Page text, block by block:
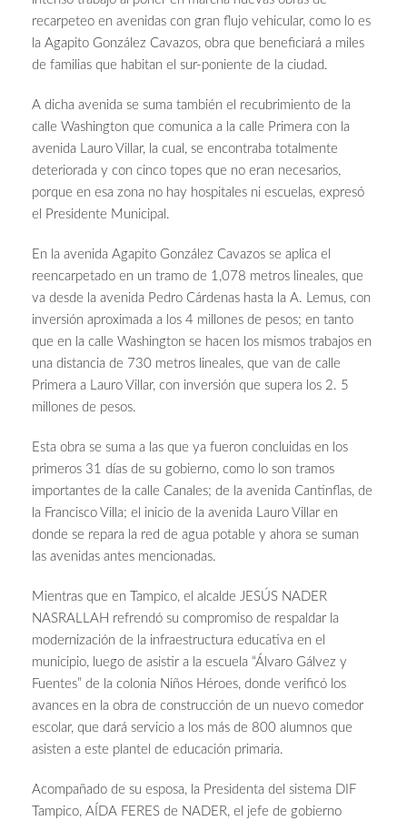
recarpeteo en avenidas con gran flujo vehicular, como lo es
la Agapito González Cavazos, obra que beneficiará a miles
de familias que habitan el sur-poniente de la ciudad.
A dicha avenida se suma también el recubrimiento de la
calle Washington que comunica a la calle Primera con la
avenida Lauro Villar, la cual, se encontraba totalmente
deteriorada y con cinco topes que no eran necesarios,
porque en esa zona no hay hospitales ni escuelas, expresó
el Presidente Municipal.
En la avenida Agapito González Cavazos se aplica el
reencarpetado en un tramo de 1,078 metros lineales, que
va desde la avenida Pedro Cárdenas hasta la A. Lemus, con
inversión aproximada a los 4 millones de pesos; en tanto
que en la calle Washington se hacen los mismos trabajos en
una distancia de 730 metros lineales, que van de calle
Primera a Lauro Villar, con inversión que supera los 2. 5
millones de pesos.
Esta obra se suma a las que ya fueron concluidas en los
primeros 31 días de su gobierno, como lo son tramos
importantes de la calle Canales; de la avenida Cantinflas, de
la Francisco Villa; el inicio de la avenida Lauro Villar en
donde se repara la red de agua potable y ahora se suman
las avenidas antes mencionadas.
Mientras que en Tampico, el alcalde JESÚS NADER
NASRALLAH refrendó su compromiso de respaldar la
modernización de la infraestructura educativa en el
municipio, luego de asistir a la escuela “Álvaro Gálvez y
Fuentes” de la colonia Niños Héroes, donde verificó los
avances en la obra de construcción de un nuevo comedor
escolar, que dará servicio a los más de 800 alumnos que
asisten a este plantel de educación primaria.
Acompañado de su esposa, la Presidenta del sistema DIF
Tampico, AÍDA FERES de NADER, el jefe de gobierno